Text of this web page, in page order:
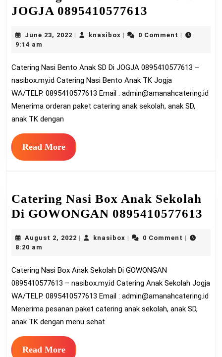
JOGJA 0895410577613
Bento
SD
Di
JOGJA
June 23, 2022 June knasiboxknasibox0 Comment
9:14 am
Catering Nasi Bento Anak SD Di JOGJA 0895410577613 –
nasibox.my.id Catering Nasi Bento Anak TK Jogja
WA/TELP. 0895410577613 Email : admin@amanahcatering.id
Menerima orderan paket catering anak sekolah, anak SD,
anak TK dengan
Read MoreRead
More
Catering Nasi Box Anak Sekolah
Di GOWONGAN 0895410577613
Di
August 2, 2022 Augustknasiboxknasibox0 Comment
8:20 am
Catering Nasi Box Anak Sekolah Di GOWONGAN
0895410577613 – nasibox.my.id Catering Anak Sekolah Jogja
WA/TELP. 0895410577613 Email : admin@amanahcatering.id
Menerima pesanan paket catering anak sekolah, anak SD,
anak TK dengan menu sehat.
Read MoreRead